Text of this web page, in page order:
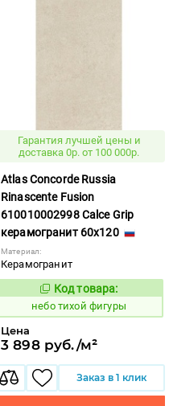
Гарантия лучшей цены и
доставка 0р. от 100 000р.
Atlas Concorde Russia
Rinascente Fusion
610010002998 Calce Grip
керамогранит 60x120
Материал:
Керамогранит
1122115
Код товара:
небо тихой фигуры
Цена
3 898 руб./м²
Заказ в 1 клик